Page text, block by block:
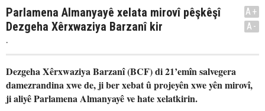
Parlamena Almanyayê xelata mirovî pêşkêşî
Dezgeha Xêrxwaziya Barzanî kir
.
A+
A-
Dezgeha Xêrxwaziya Barzanî (BCF) di 21’emîn salvegera
damezrandina xwe de, ji ber xebat û projeyên xwe yên mirovî,
ji aliyê Parlamena Almanyayê ve hate xelatkirin.